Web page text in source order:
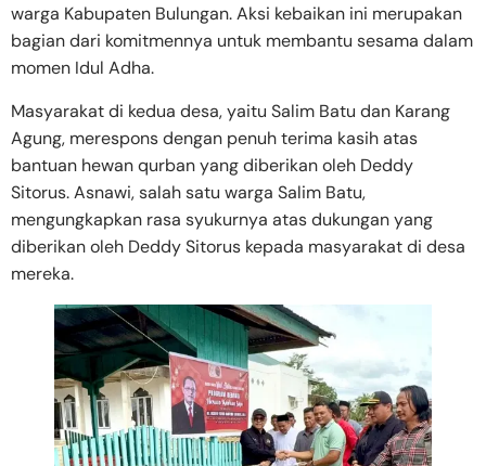
warga Kabupaten Bulungan. Aksi kebaikan ini merupakan
bagian dari komitmennya untuk membantu sesama dalam
momen Idul Adha.
Masyarakat di kedua desa, yaitu Salim Batu dan Karang
Agung, merespons dengan penuh terima kasih atas
bantuan hewan qurban yang diberikan oleh Deddy
Sitorus. Asnawi, salah satu warga Salim Batu,
mengungkapkan rasa syukurnya atas dukungan yang
diberikan oleh Deddy Sitorus kepada masyarakat di desa
mereka.